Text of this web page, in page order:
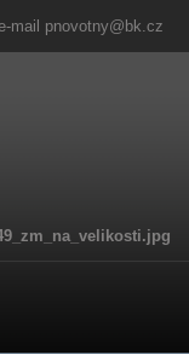
mail pnovotny@bk.cz